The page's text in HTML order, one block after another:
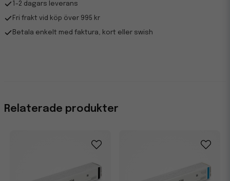
1-2 dagars leverans
Fri frakt vid köp över 995 kr
Betala enkelt med faktura, kort eller swish
Relaterade produkter